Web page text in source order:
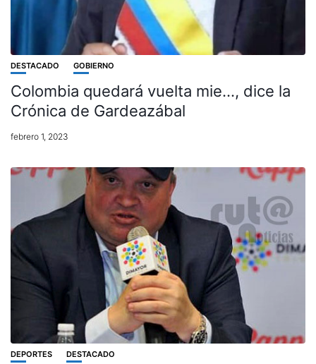
DESTACADO GOBIERNO
Colombia quedará vuelta mie…, dice la
Crónica de Gardeazábal
febrero 1, 2023
DEPORTES DESTACADO